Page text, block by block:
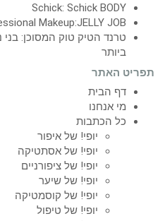
Schick: Schick BODY
Makeup:JELLY JOB
טרנד הטיק טוק המסוכן:
ביותר
תפריט האתר
דף הבית
מי אנחנו
כל הכתבות
יופי! של איפור
יופי! של אסתטיקה
יופי! של ציפורניים
יופי! של שיער
יופי! של קוסמטיקה
יופי! של טיפול